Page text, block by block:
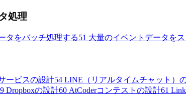
処理
タをバッチ処理する51 大量のイベントデータを
ービスの設計54 LINE（リアルタイムチャット）
Dropboxの設計60 AtCoderコンテストの設計61